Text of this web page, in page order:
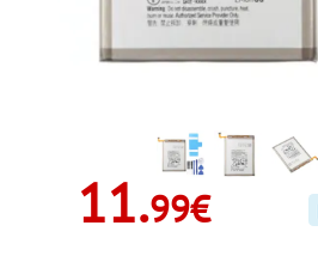
11.99€